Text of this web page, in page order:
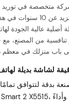
المحمولة بالجملة،
بدقة لتتوافق